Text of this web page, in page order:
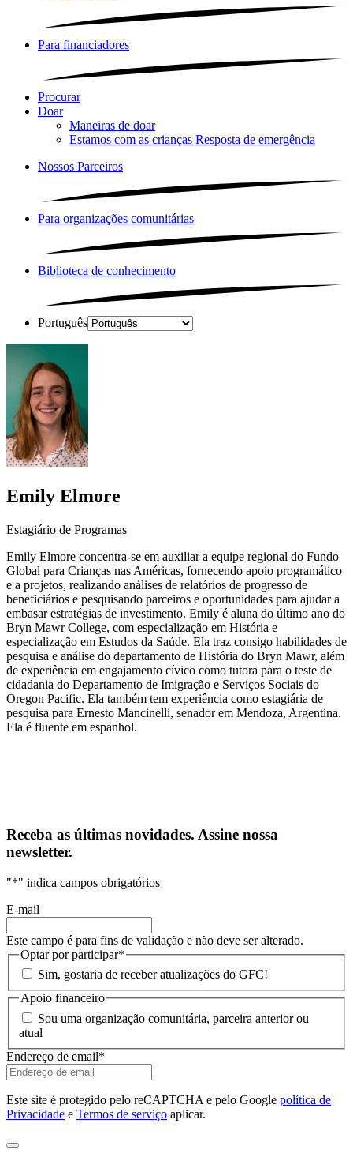
Para financiadores
Procurar
Doar
Maneiras de doar
Estamos com as crianças Resposta de emergência
Nossos Parceiros
Para organizações comunitárias
Biblioteca de conhecimento
Português
Emily Elmore
Estagiário de Programas
Emily Elmore concentra-se em auxiliar a equipe regional do Fundo
Global para Crianças nas Américas, fornecendo apoio programático
e a projetos, realizando análises de relatórios de progresso de
beneficiários e pesquisando parceiros e oportunidades para ajudar a
embasar estratégias de investimento. Emily é aluna do último ano do
Bryn Mawr College, com especialização em História e
especialização em Estudos da Saúde. Ela traz consigo habilidades de
pesquisa e análise do departamento de História do Bryn Mawr, além
de experiência em engajamento cívico como tutora para o teste de
cidadania do Departamento de Imigração e Serviços Sociais do
Oregon Pacific. Ela também tem experiência como estagiária de
pesquisa para Ernesto Mancinelli, senador em Mendoza, Argentina.
Ela é fluente em espanhol.
Receba as últimas novidades. Assine nossa
newsletter.
"*" indica campos obrigatórios
E-mail
Este campo é para fins de validação e não deve ser alterado.
Optar por participar*
Sim, gostaria de receber atualizações do GFC!
Apoio financeiro
Sou uma organização comunitária, parceira anterior ou
atual
Endereço de email*
Este site é protegido pelo reCAPTCHA e pelo Google política de
Privacidade e Termos de serviço aplicar.